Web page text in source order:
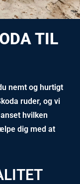
TIL
nemt og hurtigt
ruder, og vi
hvilken
dig med at